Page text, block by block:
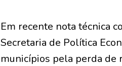
Em recente nota técnica
Secretaria de Política
municípios pela perda de